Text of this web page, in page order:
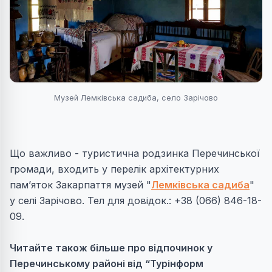
Музей Лемківська садиба, село Зарічово
Що важливо - туристична родзинка Перечинської
громади, входить у перелік архітектурних
пам’яток Закарпаття музей "Лемківська садиба"
у селі Зарічово. Тел для довідок.: +38 (066) 846-18-
09.
Читайте також більше про відпочинок у
Перечинському районі від “Турінформ